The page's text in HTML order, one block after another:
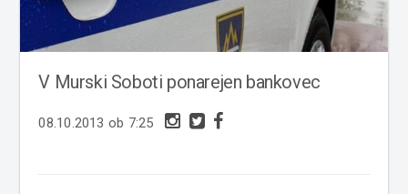
V Murski Soboti ponarejen bankovec
08.10.2013 ob 7:25